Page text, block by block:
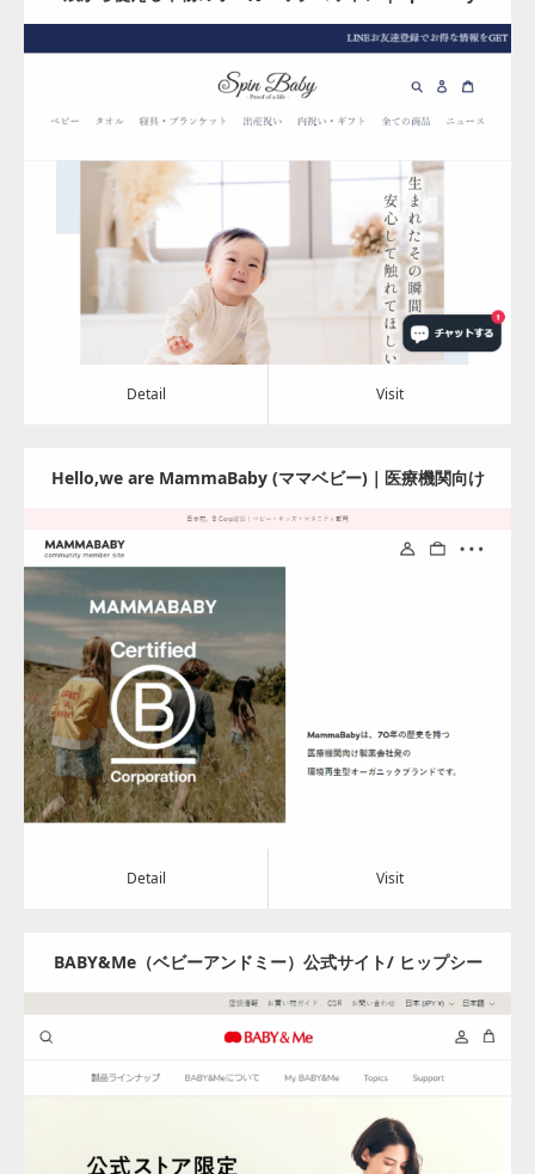
スピンベビー-
アパレル・バッグ
Detail
Detail Visit
Hello,we are MammaBaby (ママベビー)｜医療機関向け
の製薬会社が展開するオーガニック＆Veganブランド
Category:アパレル・バッグ
Detail Visit
Detail Visit
BABY&Me（ベビーアンドミー）公式サイト/ ヒップシー
ートキャリア
アパレル・バッグ